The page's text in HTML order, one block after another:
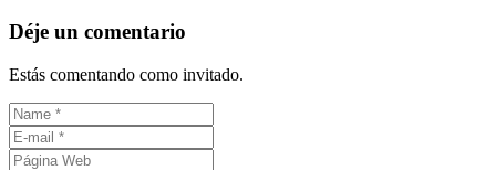
Déje un comentario
Estás comentando como invitado.